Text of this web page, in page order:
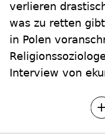
verlieren
was zu retten
in Polen
Interview von